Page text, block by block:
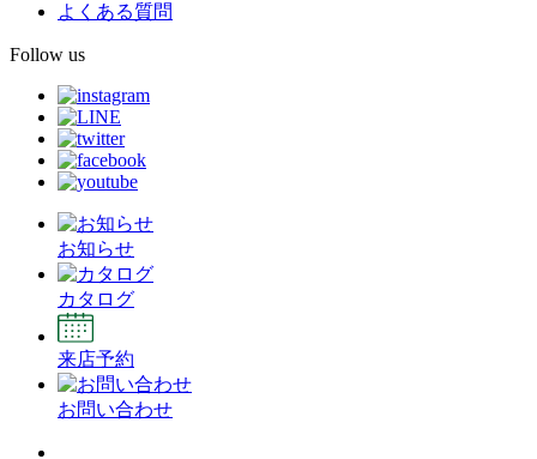
よくある質問
Follow us
お知らせ
カタログ
来店予約
お問い合わせ